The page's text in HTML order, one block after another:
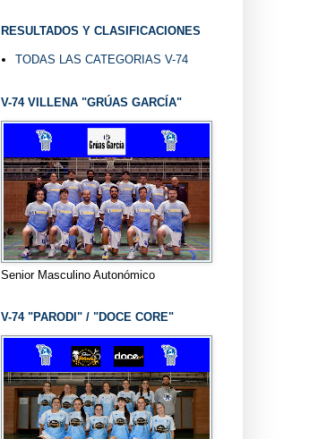
RESULTADOS Y CLASIFICACIONES
TODAS LAS CATEGORIAS V-74
V-74 VILLENA "GRÚAS GARCÍA"
Senior Masculino Autonómico
V-74 "PARODI" / "DOCE CORE"